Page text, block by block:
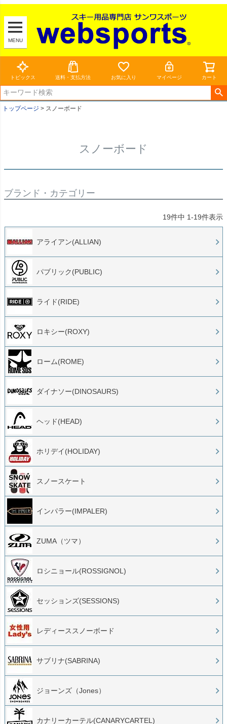
MENU
トピックス 送料・支払方法 お気に入り マイページ カート
トップページ スノーボード
スノーボード
ブランド・カテゴリー
19件中 1-19件表示
アライアン(ALLIAN)
パブリック(PUBLIC)
ライド(RIDE)
ロキシー(ROXY)
ローム(ROME)
ダイナソー(DINOSAURS)
ヘッド(HEAD)
ホリデイ(HOLIDAY)
スノースケート
インパラー(IMPALER)
ZUMA（ツマ）
ロシニョール(ROSSIGNOL)
セッションズ(SESSIONS)
レディーススノーボード
サブリナ(SABRINA)
ジョーンズ（Jones）
カナリーカーテル(CANARYCARTEL)